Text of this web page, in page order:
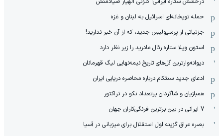
حمله توپخانه‌ای اسرائیل به لبنان و غزه
جزئیاتی از پرسپولیسِ جدید، که از آن ‌خبر ندارید!
استون ویلا ستاره رئال مادرید را زیر نظر دارد
دیوانه‌وارترین گل‌های تاریخ نیمه‌نهایی لیگ قهرمانان
ادعای جدید سنتکام درباره محاصره دریایی ایران
همبازیان و شاگردان پرتعداد نکو در تراکتور
7 ایرانی در بین برترین فرنگی‌کاران جهان
بصره عراق گزینه اول استقلال برای میزبانی در آسیا